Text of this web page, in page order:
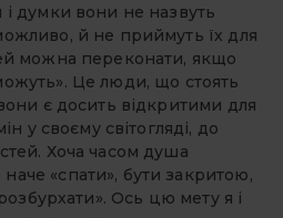
і думки вони не назвуть
й не приймуть їх для
можна переконати, якщо
Це люди, що стоять
є досить відкритими для
у своєму світогляді, до
Хоча часом душа
«спати», бути закритою,
Ось цю мету я і